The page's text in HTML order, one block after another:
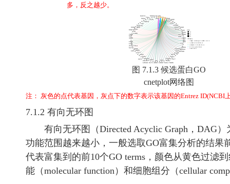
多，反之越少。
图 7.1.3 候选蛋白GO
cnetplot网络图
注： 灰色的点代表基因，灰点下的数字表示该基因的Entrez ID(NCBI
7.1.2 有向无环图
有向无环图（Directed Acyclic Graph，DAG）
功能范围越来越小，一般选取GO富集分析的结果
代表富集到的前10个GO terms，颜色从黄色过滤
能（molecular function）和细胞组分（cellular